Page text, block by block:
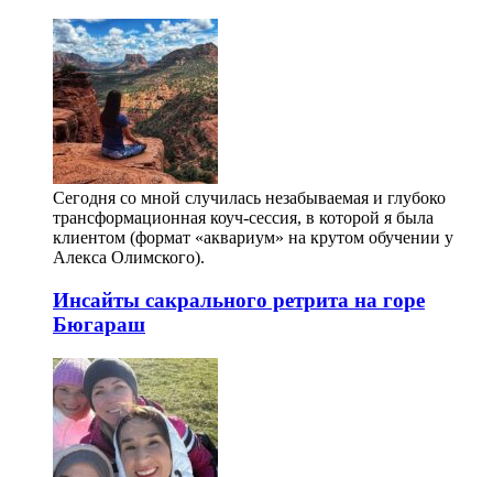
Сегодня со мной случилась незабываемая и глубоко
трансформационная коуч-сессия, в которой я была
клиентом (формат «аквариум» на крутом обучении у
Алекса Олимского).
Инсайты сакрального ретрита на горе
Бюгараш